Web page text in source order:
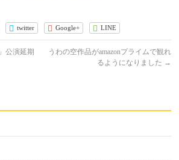
twitter Google+ LINE
公演延期
うわの空作品がamazonプライムで観れ
るようになりました →